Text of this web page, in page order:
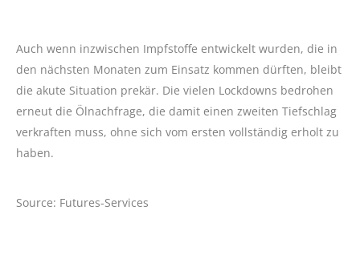
Auch wenn inzwischen Impfstoffe entwickelt wurden, die in
den nächsten Monaten zum Einsatz kommen dürften, bleibt
die akute Situation prekär. Die vielen Lockdowns bedrohen
erneut die Ölnachfrage, die damit einen zweiten Tiefschlag
verkraften muss, ohne sich vom ersten vollständig erholt zu
haben.
Source: Futures-Services